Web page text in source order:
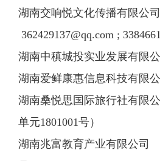
湖南交响悦文化传播有限公
362429137@qq.com;
湖南中稹城投实业发展有
湖南爱鲜康惠信息科技有
湖南桑悦思国际旅行社有限
单元1801001号）
湖南兆富教育产业有限公司